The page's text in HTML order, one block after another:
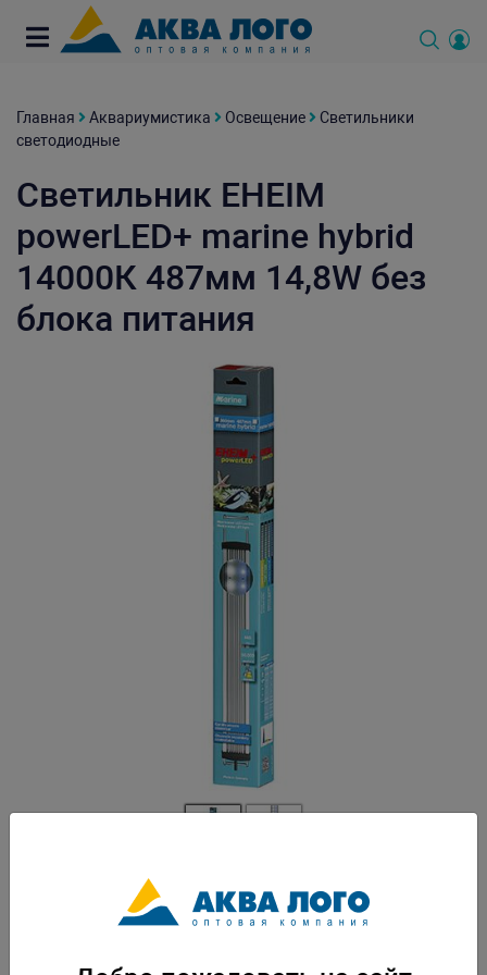
Главная Аквариумистика Освещение
Светильники
светодиодные
Светильник EHEIM
powerLED+ marine hybrid
14000К 487мм 14,8W без
блока питания
Артикул: EM-4252032
Подходит для аквариума размером 499-667 мм. Угол освещения 120